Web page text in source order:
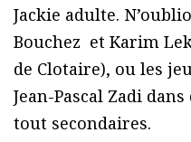
Jackie adulte.
Bouchez et Karim
de Clotaire), ou les
Jean-Pascal Zadi
tout secondaires.